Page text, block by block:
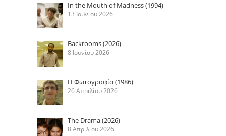
In the Mouth of Madness (1994)
13 Ιουνίου 2026
Backrooms (2026)
8 Ιουνίου 2026
Η Φωτογραφία (1986)
26 Απριλίου 2026
The Drama (2026)
8 Απριλίου 2026